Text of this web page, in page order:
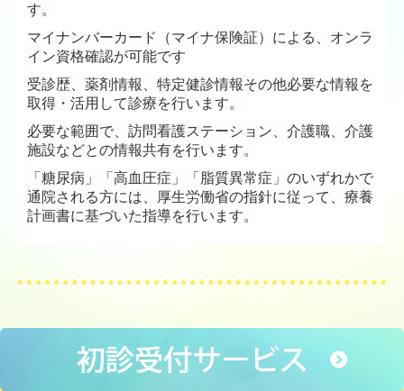
す。
マイナンバーカード（マイナ保険証）による、オンラ
イン資格確認が可能です
受診歴、薬剤情報、特定健診情報その他必要な情報を
取得・活用して診療を行いま す。
必要な範囲で、訪問看護ステーション、介護職、介護
施設などとの情報共有を行います。
「糖尿病」「高血圧症」「脂質異常症」のいずれかで
通院される方には、
厚生労働省の指針に従って、 療養
計画書に基づいた指導を行います。
Copyright (c) 2020 - 2026 いでいクリニック All Rights Reserved.